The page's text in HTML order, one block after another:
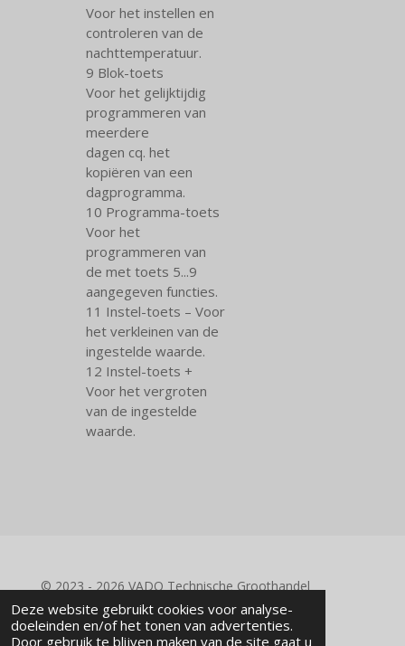
Deze website gebruikt cookies voor analyse-
doeleinden en/of het tonen van advertenties.
Door gebruik te blijven maken van de site gaat u
Voor het instellen en
controleren van de
nachttemperatuur.
9 Blok-toets
Voor het gelijktijdig
programmeren van
meerdere
dagen cq. het
kopiëren van een
dagprogramma.
10 Programma-toets
Voor het
programmeren van
de met toets 5...9
aangegeven functies.
11 Instel-toets – Voor
het verkleinen van de
ingestelde waarde.
12 Instel-toets +
Voor het vergroten
van de ingestelde
waarde.
© 2023 - 2026 VADO Technische Groothandel
Powered byJouwWeb